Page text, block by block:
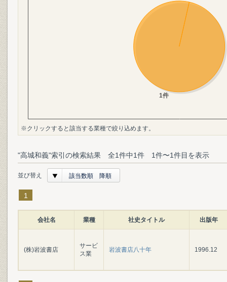
※クリックすると該当する業種で絞り込めます。
"高城和義"索引の検索結果 全1件中1件 1件〜1件目を表示
並び替え 該当数順 降順
1
会社名 業種 社史タイトル 出版年
(株)岩波書店
サービ
ス業
岩波書店八十年 1996.12